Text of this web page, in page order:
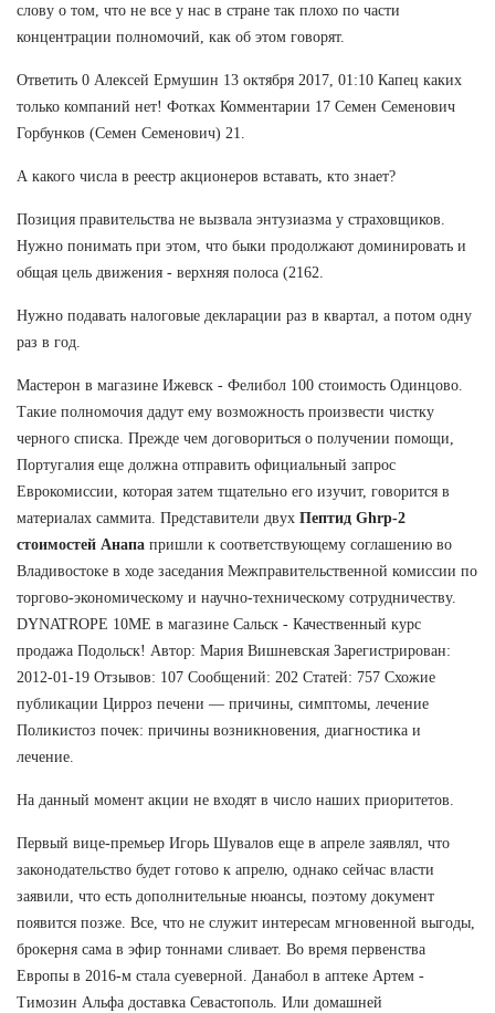
слову о том, что не все у нас в стране так плохо по части
концентрации полномочий, как об этом говорят.
Ответить 0 Алексей Ермушин 13 октября 2017, 01:10 Капец каких
только компаний нет! Фотках Комментарии 17 Семен Семенович
Горбунков (Семен Семенович) 21.
А какого числа в реестр акционеров вставать, кто знает?
Позиция правительства не вызвала энтузиазма у страховщиков.
Нужно понимать при этом, что быки продолжают доминировать и
общая цель движения - верхняя полоса (2162.
Нужно подавать налоговые декларации раз в квартал, а потом одну
раз в год.
Мастерон в магазине Ижевск - Фелибол 100 стоимость Одинцово.
Такие полномочия дадут ему возможность произвести чистку
черного списка. Прежде чем договориться о получении помощи,
Португалия еще должна отправить официальный запрос
Еврокомиссии, которая затем тщательно его изучит, говорится в
материалах саммита. Представители двух Пептид Ghrp-2
стоимостей Анапа пришли к соответствующему соглашению во
Владивостоке в ходе заседания Межправительственной комиссии по
торгово-экономическому и научно-техническому сотрудничеству.
DYNATROPE 10ME в магазине Сальск - Качественный курс
продажа Подольск! Автор: Мария Вишневская Зарегистрирован:
2012-01-19 Отзывов: 107 Сообщений: 202 Статей: 757 Схожие
публикации Цирроз печени — причины, симптомы, лечение
Поликистоз почек: причины возникновения, диагностика и
лечение.
На данный момент акции не входят в число наших приоритетов.
Первый вице-премьер Игорь Шувалов еще в апреле заявлял, что
законодательство будет готово к апрелю, однако сейчас власти
заявили, что есть дополнительные нюансы, поэтому документ
появится позже. Все, что не служит интересам мгновенной выгоды,
брокерня сама в эфир тоннами сливает. Во время первенства
Европы в 2016-м стала суеверной. Данабол в аптеке Артем -
Tимозин Альфа доставка Севастополь. Или домашней